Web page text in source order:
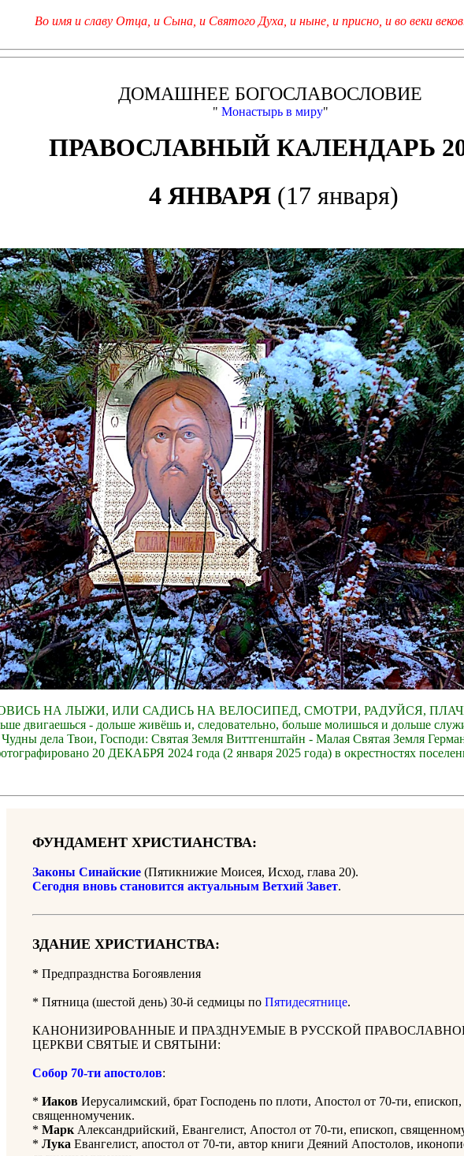
Во имя и славу Отца, и Сына, и Святого Духа, и ныне, и присно, и во веки
ДОМАШНЕЕ БОГОСЛАВОСЛОВИЕ
" Монастырь в миру"
ПРАВОСЛАВНЫЙ КАЛЕНДАРЬ
4 ЯНВАРЯ(17 января)
НА ЛЫЖИ, ИЛИ САДИСЬ НА ВЕЛОСИПЕД, СМОТРИ, РАДУЙСЯ,
двигаешься - дольше живёшь и, следовательно, больше молишься и дольше
Чудны дела Твои, Господи: Святая Земля Виттгенштайн - Малая Святая Земля
20 ДЕКАБРЯ 2024 года (2 января 2025 года) в окрестностях
ФУНДАМЕНТ ХРИСТИАНСТВА:
Законы Синайские (Пятикнижие Моисея, Исход, глава 20).
Сегодня вновь становится актуальным Ветхий Завет.
ЗДАНИЕ ХРИСТИАНСТВА:
* Предпразднства Богоявления
* Пятница (шестой день) 30-й седмицы по Пятидесятнице.
КАНОНИЗИРОВАННЫЕ И ПРАЗДНУЕМЫЕ В РУССКОЙ
ЦЕРКВИ СВЯТЫЕ И СВЯТЫНИ:
Собор 70-ти апостолов:
* Иаков Иерусалимский, брат Господень по плоти, Апостол от 70-ти, епископ,
священномученик.
* Марк Александрийский, Евангелист, Апостол от 70-ти, епископ,
* Лука Евангелист, апостол от 70-ти, автор книги Деяний Апостолов,